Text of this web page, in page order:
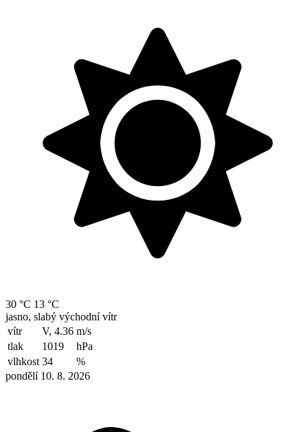
30 °C 13 °C
jasno, slabý východní vítr
vítr
V, 4.36 m/s
tlak
1019
hPa
vlhkost 34
%
pondělí 10. 8. 2026